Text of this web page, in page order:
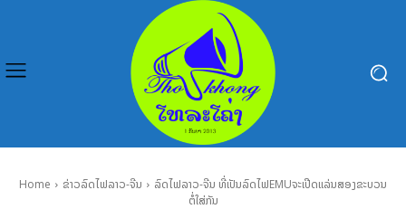
Home ຂ່າວລົດໄຟລາວ-ຈີນ
ລົດໄຟລາວ-ຈີນ ທີ່ເປັນລົດໄຟEMUຈະເປີດແລ່ນສອງຂະບວນ
ຕໍ່ໃສ່ກັນ